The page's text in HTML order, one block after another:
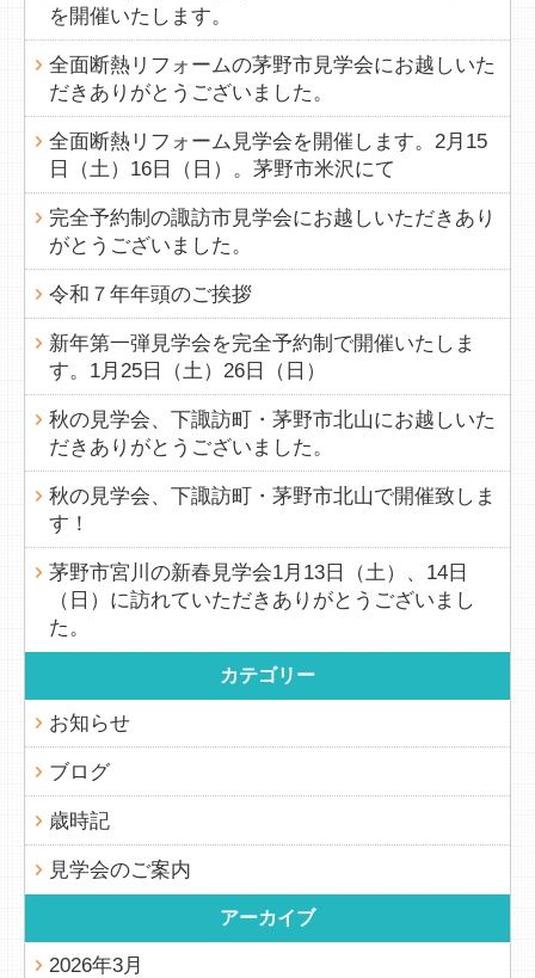
を開催いたします。
全面断熱リフォームの茅野市見学会にお越しいた
だきありがとうございました。
全面断熱リフォーム見学会を開催します。2月15
日（土）16日（日）。茅野市米沢にて
完全予約制の諏訪市見学会にお越しいただきあり
がとうございました。
令和７年年頭のご挨拶
新年第一弾見学会を完全予約制で開催いたしま
す。1月25日（土）26日（日）
秋の見学会、下諏訪町・茅野市北山にお越しいた
だきありがとうございました。
秋の見学会、下諏訪町・茅野市北山で開催致しま
す！
茅野市宮川の新春見学会1月13日（土）、14日
（日）に訪れていただきありがとうございまし
た。
カテゴリー
お知らせ
ブログ
歳時記
見学会のご案内
アーカイブ
2026年3月